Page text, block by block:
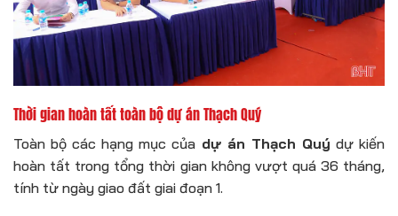
Thời gian hoàn tất toàn bộ dự án Thạch Quý
Toàn bộ các hạng mục của dự án Thạch Quý dự kiến
hoàn tất trong tổng thời gian không vượt quá 36 tháng,
tính từ ngày giao đất giai đoạn 1.